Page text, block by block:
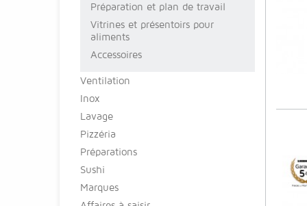
Préparation et plan de travail
Vitrines et présentoirs pour
aliments
Accessoires
Ventilation
Inox
Lavage
Pizzéria
Préparations
Sushi
Marques